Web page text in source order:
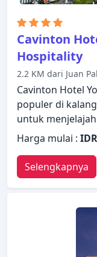
Cavinton
Hospitality
2.2 KM dari Juan
Cavinton Hotel
populer di
untuk
Dengan daftar
merasakan
nyaman. Staf
dan memandu
Kamar
Anda butuhkan
Di beberapa
Harga mulai :
Selengkapnya